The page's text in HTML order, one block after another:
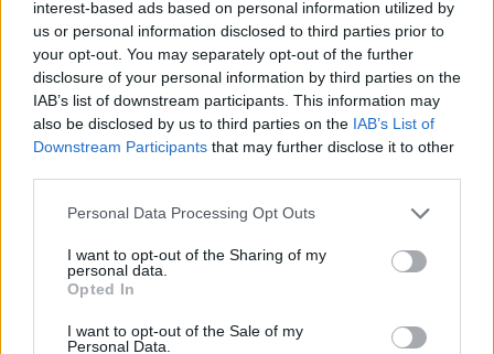
interest-based ads based on personal information utilized by
us or personal information disclosed to third parties prior to
your opt-out. You may separately opt-out of the further
disclosure of your personal information by third parties on the
IAB’s list of downstream participants. This information may
also be disclosed by us to third parties on the IAB’s List of
Downstream Participants that may further disclose it to other
Personal Data Processing Opt Outs
I want to opt-out of the Sharing of my
personal data.
Opted In
I want to opt-out of the Sale of my
Personal Data.
Summer Mode ON! Η LG μετατρέπει κάθε